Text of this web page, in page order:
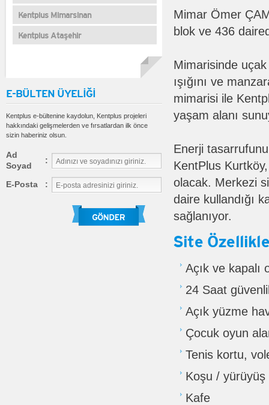
Kentplus Mimarsinan
Kentplus Ataşehir
E-BÜLTEN ÜYELİĞİ
Kentplus e-bültenine kaydolun, Kentplus projeleri
hakkındaki gelişmelerden ve fırsatlardan ilk önce
sizin haberiniz olsun.
Ad
Soyad
:
E-Posta :
Mimar Ömer
blok ve 436
Mimarisinde
ışığını ve
mimarisi ile
yaşam alanı
Enerji
KentPlus
olacak. Merkezi
daire kullandığı
sağlanıyor.
Site
Açık ve kapalı
24 Saat
Açık yüzme
Çocuk oyun
Tenis kortu,
Koşu / yürüyüş
Kafe